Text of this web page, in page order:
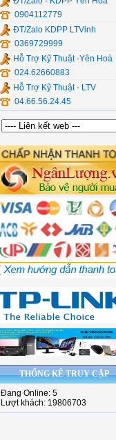
0904112779
ĐT/Zalo KDPP LTVinh
0369729999
Hỗ Trợ Kỹ Thuật -Yên Hoà
024.62660883
Hỗ Trợ Kỹ Thuật - LTV
04.66.56.24.45
THỐNG KÊ TRUY CẬP
Đang Online: 5
Lượt khách: 19806703